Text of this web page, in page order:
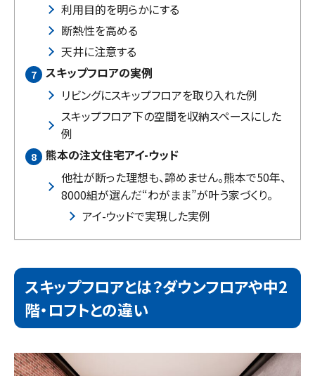
利用目的を明らかにする
断熱性を高める
天井に注意する
スキップフロアの実例
リビングにスキップフロアを取り入れた例
スキップフロア下の空間を収納スペースにした
例
熊本の注文住宅アイ-ウッド
他社が断った理想も、諦めません。熊本で50年、
8000組が選んだ“わがまま”が叶う家づくり。
アイ-ウッドで実現した実例
スキップフロアとは？ダウンフロアや中2
階・ロフトとの違い